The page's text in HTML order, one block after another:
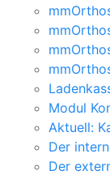
Modul
Aktuell:
Der
Der